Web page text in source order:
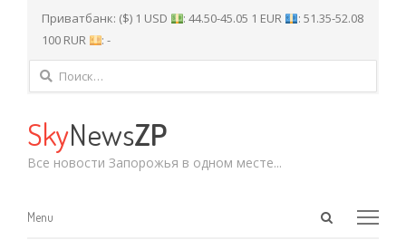
Приватбанк: ($) 1 USD : 44.50-45.05 1 EUR
: 51.35-52.08
100 RUR
: -
Найти:
SkyNewsZP
Все новости Запорожья в одном месте...
Open
Menu
Menu